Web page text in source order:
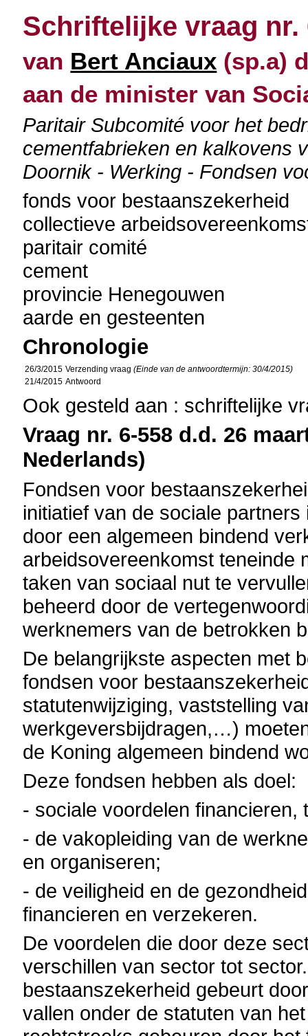
Schriftelijke vraag nr.
van Bert Anciaux (sp.a)
aan de minister van
Paritair Subcomité voor het
cementfabrieken en kalkovens
Doornik - Werking - Fondsen
fonds voor bestaanszekerheid
collectieve
paritair comité
cement
provincie Henegouwen
aarde en gesteenten
Chronologie
26/3/2015 Verzending vraag(Einde van de antwoordtermijn: 30/4/2015)
21/4/2015 Antwoord
Ook gesteld aan : schriftelijke
Vraag nr. 6-558 d.d. 26
Nederlands)
Fondsen voor
initiatief van de sociale
door een algemeen bindend
arbeidsovereenkomst teneinde
taken van sociaal nut te
beheerd door de
werknemers van de betrokken
De belangrijkste aspecten met
fondsen voor
statutenwijziging, vaststelling
werkgeversbijdragen,…)
de Koning algemeen bindend
Deze fondsen hebben als doel:
- sociale voordelen financieren,
- de vakopleiding van de
en organiseren;
- de veiligheid en de
financieren en verzekeren.
De voordelen die door deze
verschillen van sector tot
bestaanszekerheid gebeurt
vallen onder de statuten van